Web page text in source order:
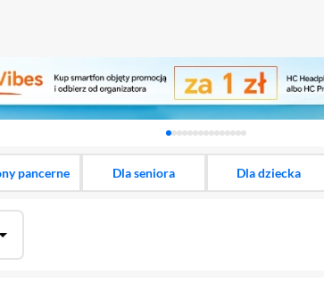
Karuzela z banerami,
pancerne Dla seniora Dla dziecka